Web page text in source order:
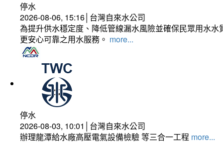
停水
2026-08-06, 15:16│台灣自來水公司
為提升供水穩定度、降低管線漏水風險並確保民眾用水
更安心可靠之用水服務。 more...
停水
2026-08-03, 10:01│台灣自來水公司
辦理龍潭給水廠高壓電氣設備檢驗 等三合一工程 more...